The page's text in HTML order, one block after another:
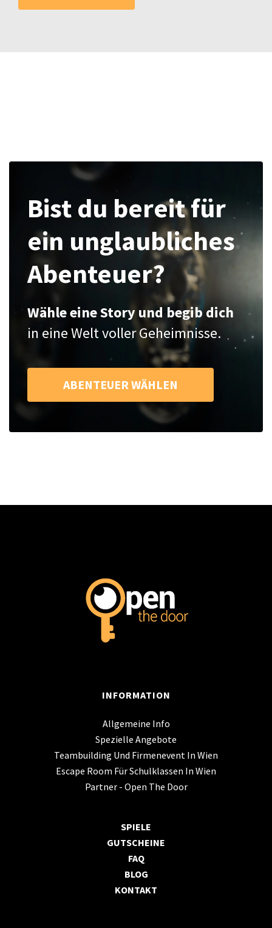
Bist du bereit für
ein unglaubliches
Abenteuer?
Wähle eine Story und begib dich
in eine Welt voller Geheimnisse.
ABENTEUER WÄHLEN
INFORMATION
Allgemeine Info
Spezielle Angebote
Teambuilding Und Firmenevent In Wien
Escape Room Für Schulklassen In Wien
Partner - Open The Door
SPIELE
GUTSCHEINE
FAQ
BLOG
KONTAKT